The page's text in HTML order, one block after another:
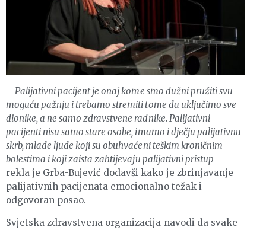
–Palijativni pacijent je onaj kome smo dužni pružiti svu
moguću pažnju i trebamo stremiti tome da uključimo sve
dionike, a ne samo zdravstvene radnike. Palijativni
pacijenti nisu samo stare osobe, imamo i dječju palijativnu
skrb, mlade ljude koji su obuhvaćeni teškim kroničnim
bolestima i koji zaista zahtijevaju palijativni pristup –
rekla je Grba-Bujević dodavši kako je zbrinjavanje
palijativnih pacijenata emocionalno težak i
odgovoran posao.
Svjetska zdravstvena organizacija navodi da svake